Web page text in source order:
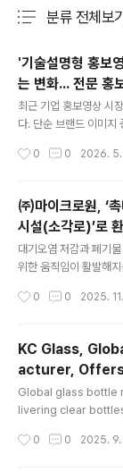
분류 전체보
'기술설명형 홍보
는 변화... 전문 홍
최근 기업 홍보영상 시
다. 단순 브랜드 이미지
'기술설명형 콘텐츠'로
로 전달해야 하는 제조
업군에서 이러한 변화
계 동향을 보면 기업들
정부지원사업 발표, 산
에서 자사의 기술력과
반 사업의 경우, 비전문
0 0 2026. 5.
㈜마이크로원, ‘
시설(소각로)’로
대기오염 저감과 폐기
위한 움직임이 활발해
환경에너지 솔루션’을
에서
n) 전문기업으로 성장
지 않는다’는 창립 철학
을 동시에 구현하는 설
환경에너지 산업의 핵
0 0 2025.
KC Glass,
acturer,
ottles and
for
Global glass bottle
livering clear
euticals KC Glass
0 0 2025. 9.